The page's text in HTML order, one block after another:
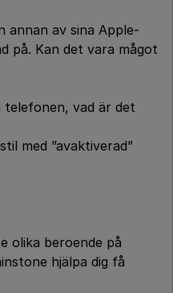
annan av sina Apple-
på. Kan det vara mågot
telefonen, vad är det
med ”avaktiverad”
olika beroende på
hjälpa dig få